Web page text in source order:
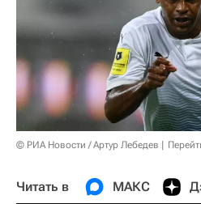
© РИА Новости / Артур Лебедев
Читать в МАКС